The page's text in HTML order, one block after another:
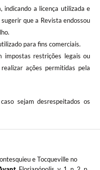
indicando a licença utilizada e
que a Revista endossou
para fins comerciais.
impostas restrições legais ou
ações permitidas pela
sejam desrespeitados os
e Tocqueville no